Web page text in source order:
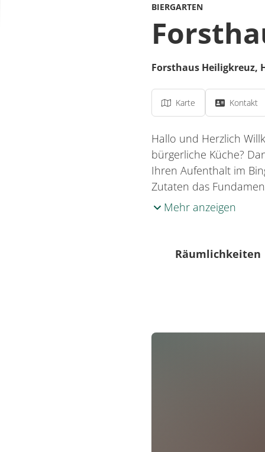
BIERGARTEN
Forsthaus Heiligkreuz,
Karte Kontakt
Hallo und Herzlich
bürgerliche Küche?
Ihren Aufenthalt im
Zutaten das
Mehr anzeigen
Räumlichkeiten